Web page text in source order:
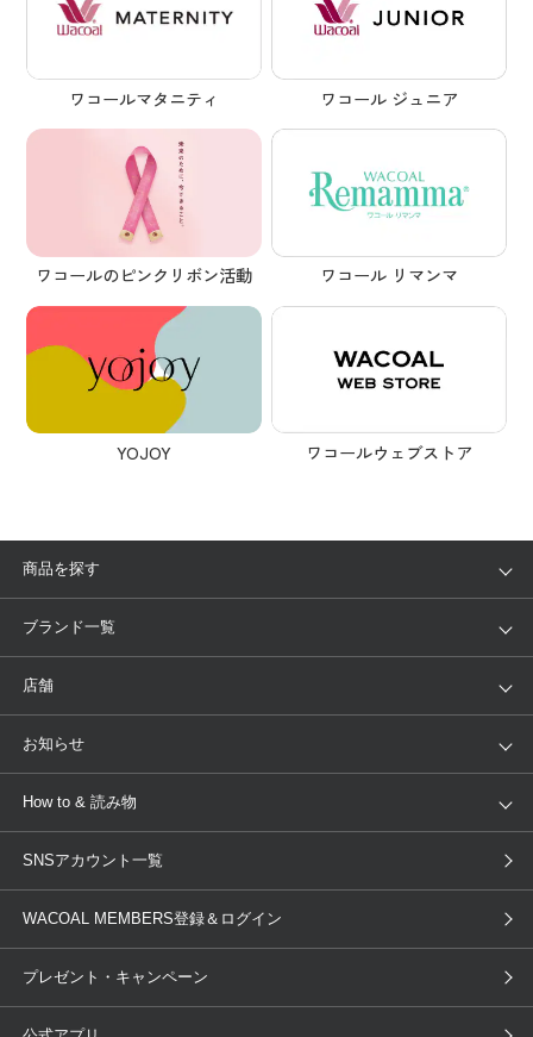
ワコールマタニティ ワコール ジュニア
ワコールのピンクリボン活動 ワコール リマンマ
YOJOY ワコールウェブストア
商品を探す
アイテム
トピックス
ブランド一覧
WACOAL
AMPHI une nana cool
OUR WACOAL
WACOAL Remamma
Licensed Brands
店舗
店舗を探す
ブラ無料診断
3Dボディスキャン
お知らせ
新着情報
商品回収
ニュース＆トピックス
How to & 読み物
下着の基礎知識
ブラパン ワコールスタイル
SNSアカウント一覧
WACOAL MEMBERS登録＆ログイン
プレゼント・キャンペーン